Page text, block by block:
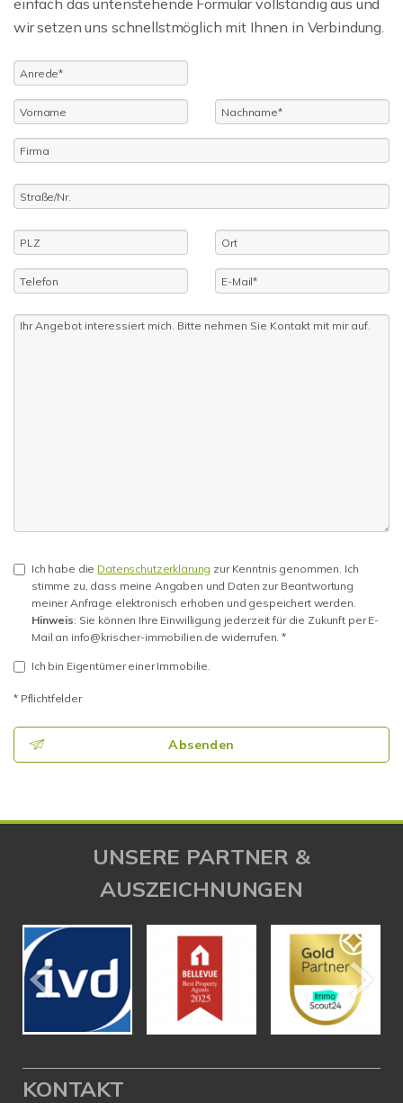
einfach das untenstehende Formular vollständig aus und
wir setzen uns schnellstmöglich mit Ihnen in Verbindung.
Ich habe die Datenschutzerklärung zur Kenntnis genommen. Ich
stimme zu, dass meine Angaben und Daten zur Beantwortung
meiner Anfrage elektronisch erhoben und gespeichert werden.
Hinweis: Sie können Ihre Einwilligung jederzeit für die Zukunft per E-
Mail an info@krischer-immobilien.de widerrufen. *
Ich bin Eigentümer einer Immobilie.
* Pflichtfelder
Absenden
UNSERE PARTNER &
AUSZEICHNUNGEN
KONTAKT